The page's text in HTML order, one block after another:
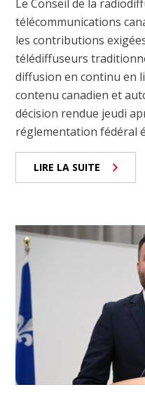
Le Conseil de la
télécommunications
les contributions
télédiffuseurs
diffusion en continu en
contenu canadien et
décision rendue jeudi
réglementation fédéral
LIRE LA SUITE